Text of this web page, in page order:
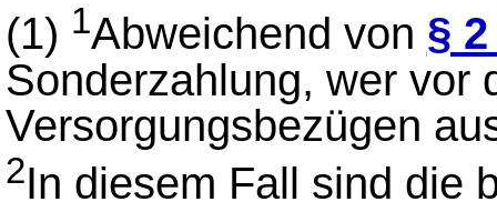
(1) 1Abweichend von §
Sonderzahlung, wer vor
Versorgungsbezügen
2In diesem Fall sind die